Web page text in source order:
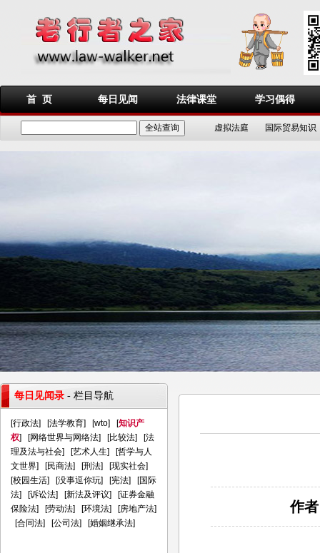
首 页 每日见闻 法律课堂 学习偶得
虚拟法庭 国际贸易知识
作
每日见闻录 - 栏目导航
[行政法] [法学教育] [wto] [知识产
权] [网络世界与网络法] [比较法] [法
理及法与社会] [艺术人生] [哲学与人
文世界] [民商法] [刑法] [现实社会]
[校园生活] [没事逗你玩] [宪法] [国际
法] [诉讼法] [新法及评议] [证券金融
保险法] [劳动法] [环境法] [房地产法]
[合同法] [公司法] [婚姻继承法]